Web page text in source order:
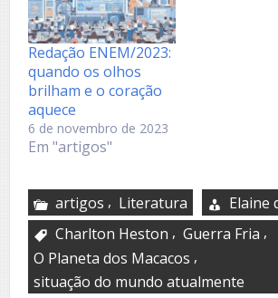
Redação ENEM/2023:
quando os olhos
brilham e o coração
aquece
6 de novembro de 2023
Em "artigos"
artigos , Literatura
Elaine
Charlton Heston , Guerra Fria ,
O Planeta dos Macacos ,
situação do mundo atualmente